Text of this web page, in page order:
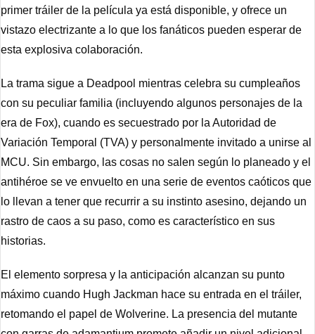
primer tráiler de la película ya está disponible, y ofrece un
vistazo electrizante a lo que los fanáticos pueden esperar de
esta explosiva colaboración.
La trama sigue a Deadpool mientras celebra su cumpleaños
con su peculiar familia (incluyendo algunos personajes de la
era de Fox), cuando es secuestrado por la Autoridad de
Variación Temporal (TVA) y personalmente invitado a unirse al
MCU. Sin embargo, las cosas no salen según lo planeado y el
antihéroe se ve envuelto en una serie de eventos caóticos que
lo llevan a tener que recurrir a su instinto asesino, dejando un
rastro de caos a su paso, como es característico en sus
historias.
El elemento sorpresa y la anticipación alcanzan su punto
máximo cuando Hugh Jackman hace su entrada en el tráiler,
retomando el papel de Wolverine. La presencia del mutante